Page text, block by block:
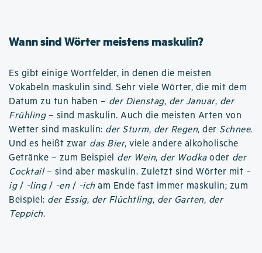
Wann sind Wörter meistens maskulin?
Es gibt einige Wortfelder, in denen die meisten
Vokabeln maskulin sind. Sehr viele Wörter, die mit dem
Datum zu tun haben – der Dienstag, der Januar, der
Frühling– sind maskulin. Auch die meisten Arten von
Wetter sind maskulin: der Sturm, der Regen, der Schnee.
Und es heißt zwar das Bier, viele andere alkoholische
Getränke – zum Beispiel der Wein, der Wodkaoder der
Cocktail– sind aber maskulin. Zuletzt sind Wörter mit -
ig/ -ling/ -en / -ich am Ende fast immer maskulin; zum
Beispiel: der Essig, der Flüchtling, der Garten, der
Teppich.